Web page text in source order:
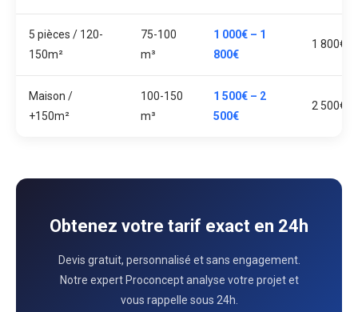
5 pièces / 120-
150m²
75-100
m³
1 000€ – 1
800€
1 800€
Maison /
+150m²
100-150
m³
1 500€ – 2
500€
2 500€ –
Obtenez votre tarif exact en 24h
Devis gratuit, personnalisé et sans engagement.
Notre expert Proconcept analyse votre projet et
vous rappelle sous 24h.